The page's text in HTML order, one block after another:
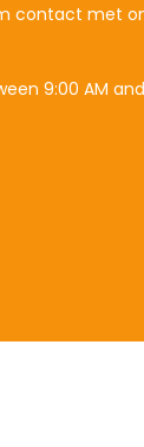
contact met
9:00 AM